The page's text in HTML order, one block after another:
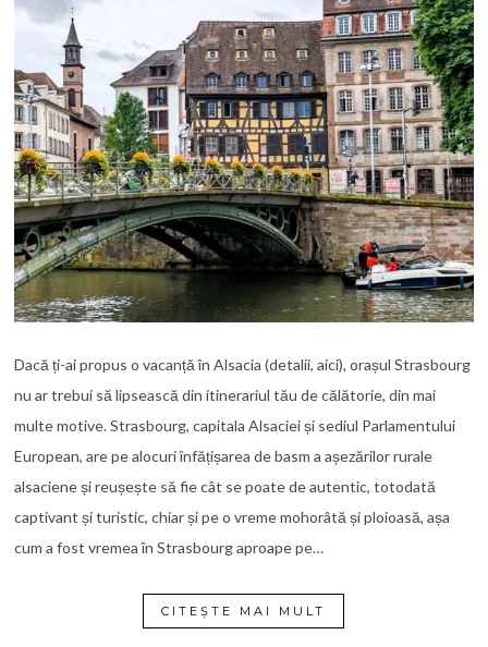
Dacă ți-ai propus o vacanță în Alsacia (detalii, aici), orașul Strasbourg
nu ar trebui să lipsească din itinerariul tău de călătorie, din mai
multe motive. Strasbourg, capitala Alsaciei și sediul Parlamentului
European, are pe alocuri înfățișarea de basm a așezărilor rurale
alsaciene și reușește să fie cât se poate de autentic, totodată
captivant și turistic, chiar și pe o vreme mohorâtă și ploioasă, așa
cum a fost vremea în Strasbourg aproape pe…
CITEȘTE MAI MULT